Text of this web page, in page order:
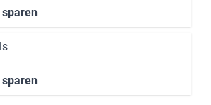
sparen
sparen